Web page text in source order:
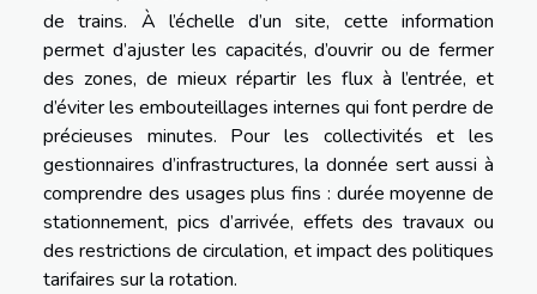
de trains. À l’échelle d’un site, cette information
permet d’ajuster les capacités, d’ouvrir ou de fermer
des zones, de mieux répartir les flux à l’entrée, et
d’éviter les embouteillages internes qui font perdre de
précieuses minutes. Pour les collectivités et les
gestionnaires d’infrastructures, la donnée sert aussi à
comprendre des usages plus fins : durée moyenne de
stationnement, pics d’arrivée, effets des travaux ou
des restrictions de circulation, et impact des politiques
tarifaires sur la rotation.